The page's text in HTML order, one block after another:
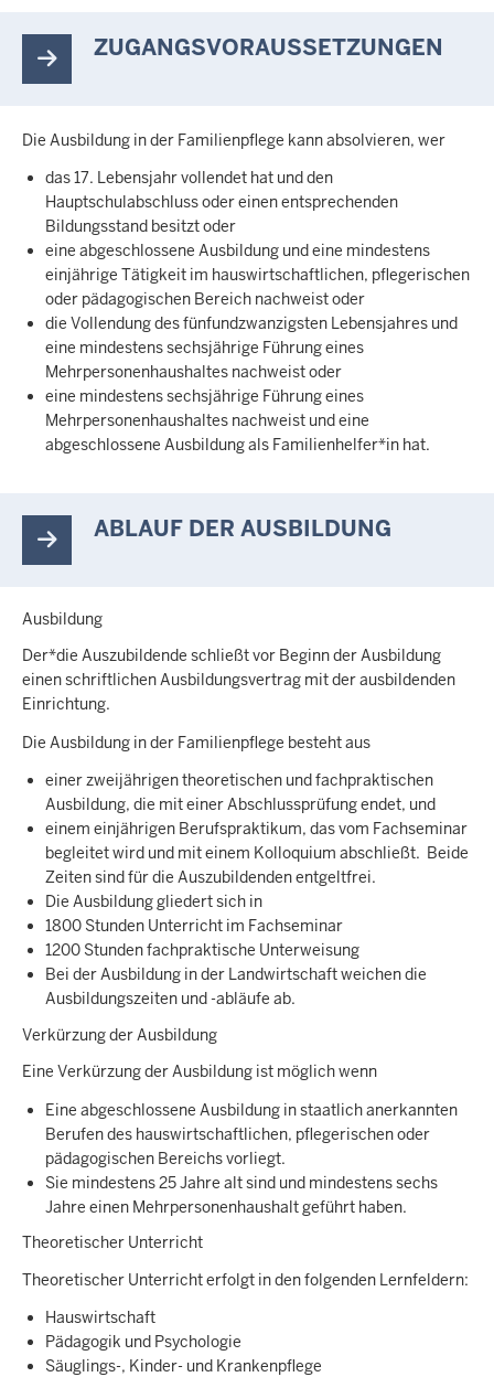
ZUGANGSVORAUSSETZUNGEN
Die Ausbildung in der Familienpflege kann absolvieren, wer
das 17. Lebensjahr vollendet hat und den
Hauptschulabschluss oder einen entsprechenden
Bildungsstand besitzt oder
eine abgeschlossene Ausbildung und eine mindestens
einjährige Tätigkeit im hauswirtschaftlichen, pflegerischen
oder pädagogischen Bereich nachweist oder
die Vollendung des fünfundzwanzigsten Lebensjahres und
eine mindestens sechsjährige Führung eines
Mehrpersonenhaushaltes nachweist oder
eine mindestens sechsjährige Führung eines
Mehrpersonenhaushaltes nachweist und eine
abgeschlossene Ausbildung als Familienhelfer*in hat.
ABLAUF DER AUSBILDUNG
Ausbildung
Der*die Auszubildende schließt vor Beginn der Ausbildung
einen schriftlichen Ausbildungsvertrag mit der ausbildenden
Einrichtung.
Die Ausbildung in der Familienpflege besteht aus
einer zweijährigen theoretischen und fachpraktischen
Ausbildung, die mit einer Abschlussprüfung endet, und
einem einjährigen Berufspraktikum, das vom Fachseminar
begleitet wird und mit einem Kolloquium abschließt. Beide
Zeiten sind für die Auszubildenden entgeltfrei.
Die Ausbildung gliedert sich in
1800 Stunden Unterricht im Fachseminar
1200 Stunden fachpraktische Unterweisung
Bei der Ausbildung in der Landwirtschaft weichen die
Ausbildungszeiten und -abläufe ab.
Verkürzung der Ausbildung
Eine Verkürzung der Ausbildung ist möglich wenn
Eine abgeschlossene Ausbildung in staatlich anerkannten
Berufen des hauswirtschaftlichen, pflegerischen oder
pädagogischen Bereichs vorliegt.
Sie mindestens 25 Jahre alt sind und mindestens sechs
Jahre einen Mehrpersonenhaushalt geführt haben.
Theoretischer Unterricht
Theoretischer Unterricht erfolgt in den folgenden Lernfeldern:
Hauswirtschaft
Pädagogik und Psychologie
Säuglings-, Kinder- und Krankenpflege